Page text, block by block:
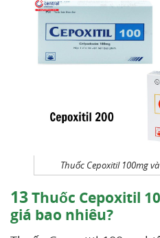
Thuốc Cepoxitil 100mg
13Thuốc Cepoxitil
giá bao nhiêu?